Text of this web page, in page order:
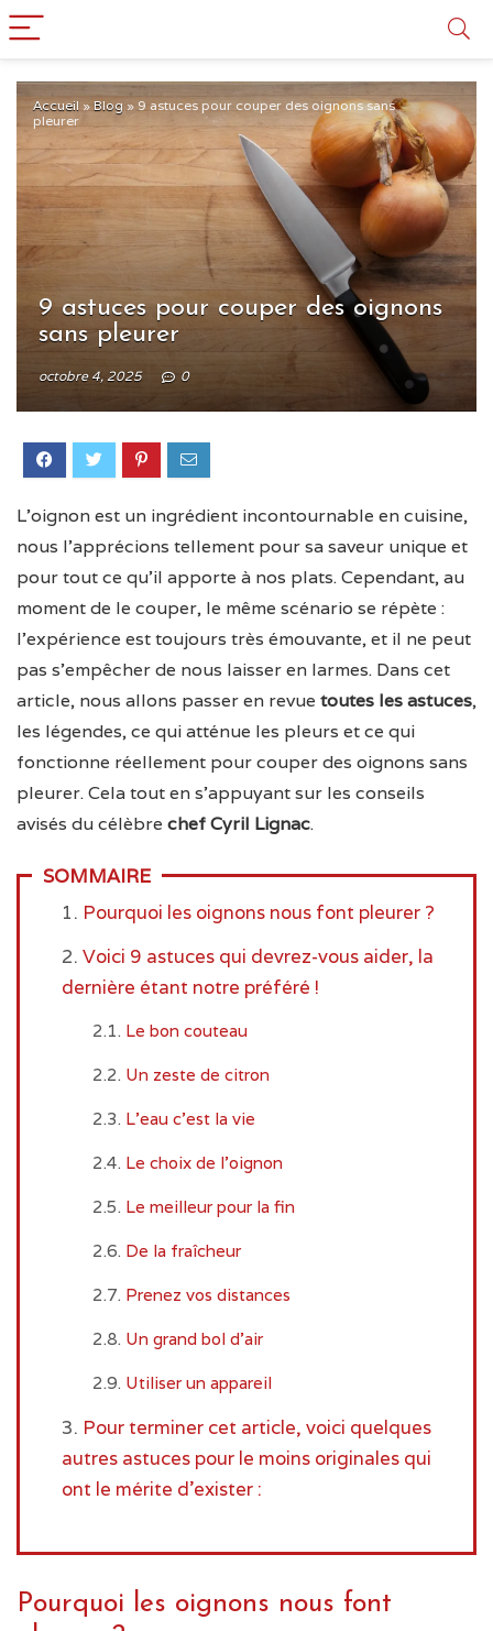
Accueil » Blog » 9 astuces pour couper des oignons sans
pleurer
9 astuces pour couper des oignons
sans pleurer
octobre 4, 2025 0
L’oignon est un ingrédient incontournable en cuisine,
nous l’apprécions tellement pour sa saveur unique et
pour tout ce qu’il apporte à nos plats. Cependant, au
moment de le couper, le même scénario se répète :
l’expérience est toujours très émouvante, et il ne peut
pas s’empêcher de nous laisser en larmes. Dans cet
article, nous allons passer en revue toutes les astuces,
les légendes, ce qui atténue les pleurs et ce qui
fonctionne réellement pour couper des oignons sans
pleurer. Cela tout en s’appuyant sur les conseils
avisés du célèbre chef Cyril Lignac.
SOMMAIRE
Pourquoi les oignons nous font pleurer ?
Voici 9 astuces qui devrez-vous aider, la
dernière étant notre préféré !
Le bon couteau
Un zeste de citron
L’eau c’est la vie
Le choix de l’oignon
Le meilleur pour la fin
De la fraîcheur
Prenez vos distances
Un grand bol d’air
Utiliser un appareil
Pour terminer cet article, voici quelques
autres astuces pour le moins originales qui
ont le mérite d’exister :
Pourquoi les oignons nous font